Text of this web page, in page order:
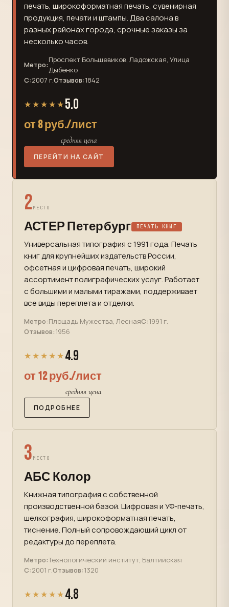
печать, широкоформатная печать, сувенирная
продукция, печати и штампы. Два салона в
разных районах города, срочные заказы за
несколько часов.
Метро:
Проспект Большевиков, Ладожская, Улица
Дыбенко
С:2007 г.Отзывов:1842
★★★★★ 5.0
от 8 руб./лист
средняя цена
ПЕРЕЙТИ НА САЙТ
2МЕСТО
АСТЕР Петербург ПЕЧАТЬ КНИГ
Универсальная типография с 1991 года. Печать
книг для крупнейших издательств России,
офсетная и цифровая печать, широкий
ассортимент полиграфических услуг. Работает
с большими и малыми тиражами, поддерживает
все виды переплета и отделки.
Метро:Площадь Мужества, ЛеснаяС:1991 г.
Отзывов:1956
★★★★★ 4.9
от 12 руб./лист
средняя цена
ПОДРОБНЕЕ
3 МЕСТО
АБС Колор
Книжная типография с собственной
производственной базой. Цифровая и УФ-печать,
шелкография, широкоформатная печать,
тиснение. Полный сопровождающий цикл от
редактуры до переплета.
Метро:Технологический институт, Балтийская
С:2001 г.Отзывов:1320
★★★★★ 4.8